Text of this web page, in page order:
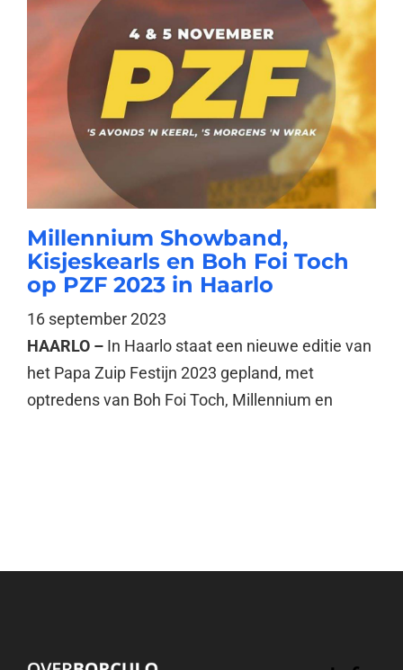
Millennium Showband,
Kisjeskearls en Boh Foi Toch
op PZF 2023 in Haarlo
16 september 2023
HAARLO – In Haarlo staat een nieuwe editie van
het Papa Zuip Festijn 2023 gepland, met
optredens van Boh Foi Toch, Millennium en